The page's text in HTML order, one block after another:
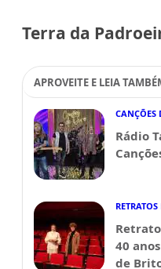
Terra da
APROVEITE E LEIA
CANÇÕES
Rádio
40
de